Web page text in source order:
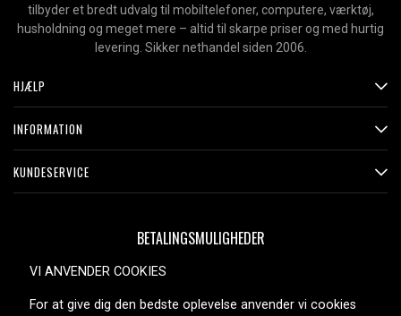
tilbyder et bredt udvalg til mobiltelefoner, computere, værktøj,
husholdning og meget mere – altid til skarpe priser og med hurtig
levering. Sikker nethandel siden 2006.
HJÆLP
INFORMATION
KUNDESERVICE
BETALINGSMULIGHEDER
VI ANVENDER COOKIES
For at give dig den bedste oplevelse anvender vi cookies